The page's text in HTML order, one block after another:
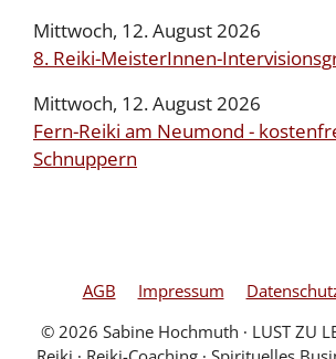
Mittwoch, 12. August 2026
8. Reiki-MeisterInnen-
Mittwoch, 12. August 2026
Fern-Reiki am Neumond -
Schnuppern
AGB Impressum
© 2026 Sabine Hochmuth ∙ LUST ZU